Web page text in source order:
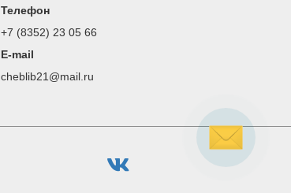
Телефон
+7 (8352) 23 05 66
E-mail
cheblib21@mail.ru